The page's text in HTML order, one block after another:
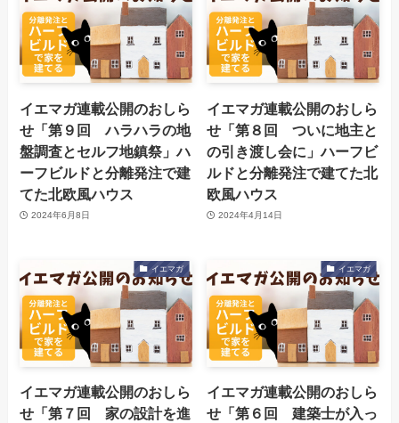
イエマガ連載公開のおしら
せ「第９回 ハラハラの地
盤調査とセルフ地鎮祭」ハ
ーフビルドと分離発注で建
てた北欧風ハウス
2024年6月8日
イエマガ連載公開のおしら
せ「第８回 ついに地主と
の引き渡し会に」ハーフビ
ルドと分離発注で建てた北
欧風ハウス
2024年4月14日
イエマガ
イエマガ連載公開のおしら
せ「第７回 家の設計を進
イエマガ
イエマガ連載公開のおしら
せ「第６回 建築士が入っ